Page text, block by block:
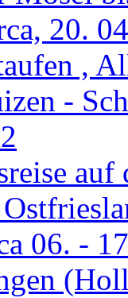
20.
,
-
auf
06. -